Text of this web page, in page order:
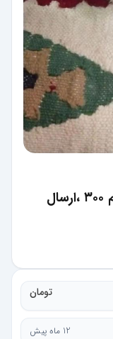
ظرف جغجغه ۲۰۰ ،بقیه همه با هم ۳۰۰ ،ارسال
تومان
12 ماه پیش